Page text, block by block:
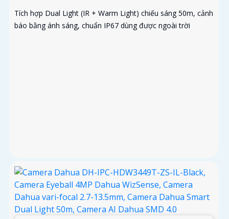
Tích hợp Dual Light (IR + Warm Light) chiếu sáng 50m, cảnh
báo bằng ánh sáng, chuẩn IP67 dùng được ngoài trời